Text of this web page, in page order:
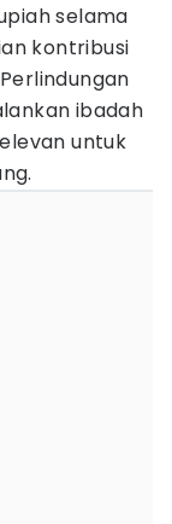
selama
kontribusi
ibadah
untuk